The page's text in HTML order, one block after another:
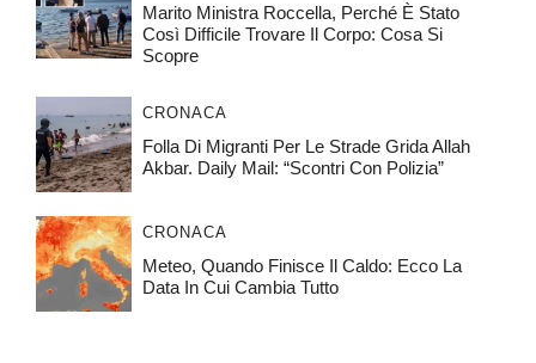
Marito Ministra Roccella, Perché È Stato
Così Difficile Trovare Il Corpo: Cosa Si
Scopre
CRONACA
Folla Di Migranti Per Le Strade Grida Allah
Akbar. Daily Mail: “Scontri Con Polizia”
CRONACA
Meteo, Quando Finisce Il Caldo: Ecco La
Data In Cui Cambia Tutto